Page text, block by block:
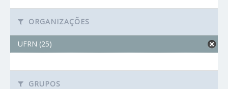
ORGANIZAÇÕES
UFRN (25)
GRUPOS